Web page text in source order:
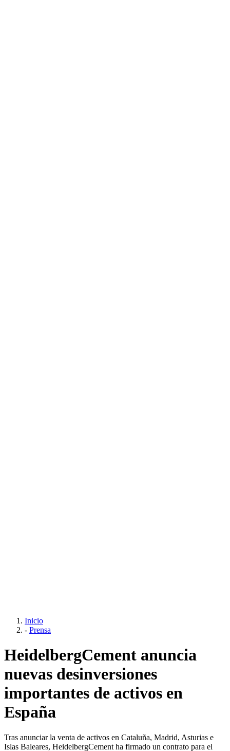
Inicio
- Prensa
HeidelbergCement anuncia
nuevas desinversiones
importantes de activos en
España
Tras anunciar la venta de activos en Cataluña, Madrid, Asturias e
Islas Baleares, HeidelbergCement ha firmado un contrato para el